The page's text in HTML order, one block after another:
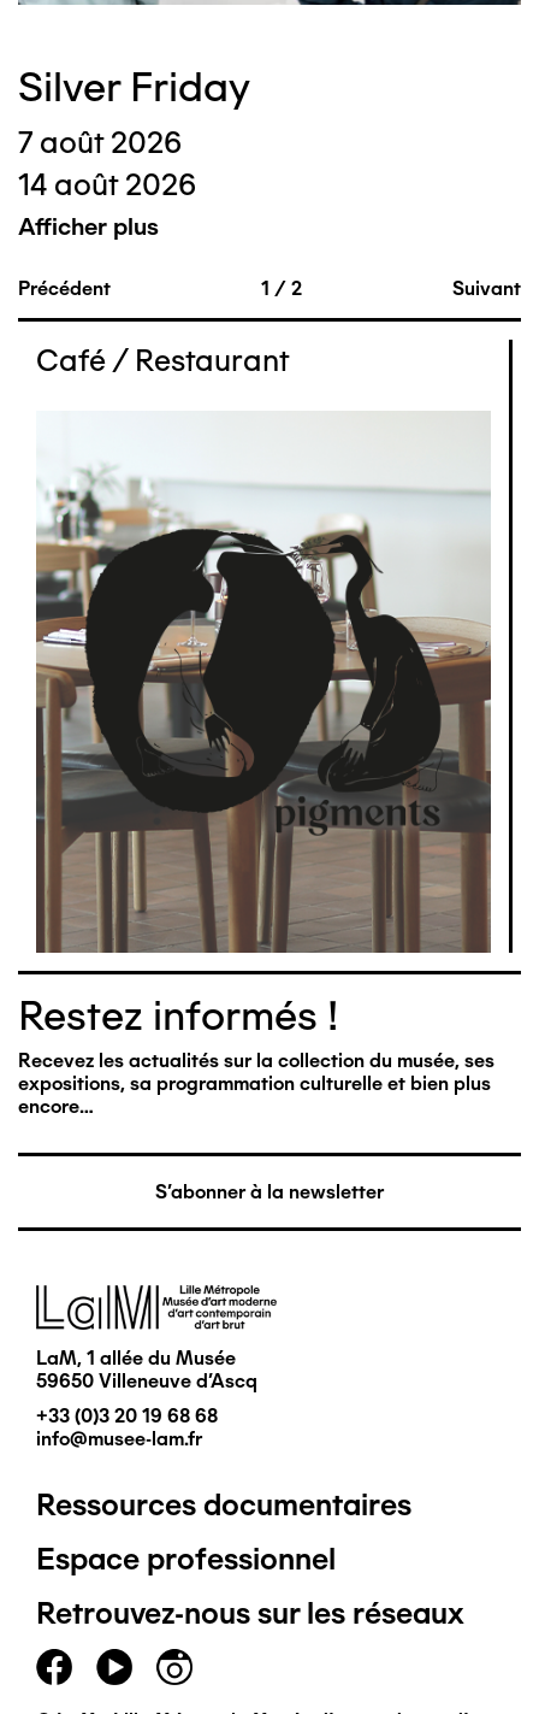
Silver Friday
7 août 2026
14 août 2026
Afficher plus
Précédent 1 / 2 Suivant
Café / Restaurant
Restez informés !
Recevez les actualités sur la collection du musée, ses
expositions, sa programmation culturelle et bien plus
encore…
S'abonner à la newsletter
Image
LaM, 1 allée du Musée
59650 Villeneuve d'Ascq
+33 (0)3 20 19 68 68
info@musee-lam.fr
Pied
de
page
principal
Ressources documentaires
Espace professionnel
Retrouvez-nous sur les réseaux